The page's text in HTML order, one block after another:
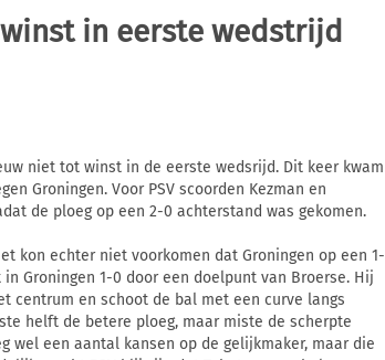
in eerste wedstrijd
niet tot winst in de eerste wedsrijd. Dit keer kwam
Groningen. Voor PSV scoorden Kezman en
de ploeg op een 2-0 achterstand was gekomen.
kon echter niet voorkomen dat Groningen op een 1-
Groningen 1-0 door een doelpunt van Broerse. Hij
centrum en schoot de bal met een curve langs
helft de betere ploeg, maar miste de scherpte
wel een aantal kansen op de gelijkmaker, maar die